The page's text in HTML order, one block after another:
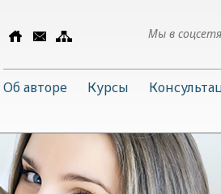
Мы в
Об авторе Курсы